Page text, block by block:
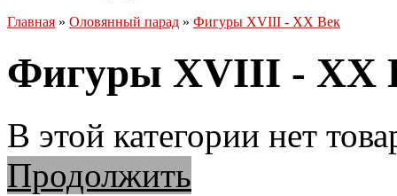
Главная » Оловянный парад » Фигуры XVIII - XX Век
Фигуры XVIII - XX
В этой категории нет
Продолжить